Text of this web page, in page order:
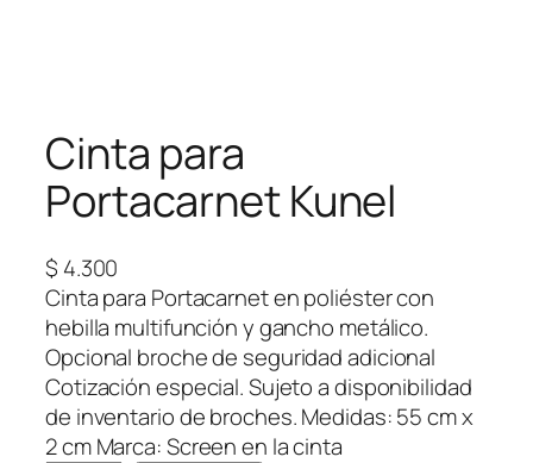
Cinta para
Portacarnet Kunel
$ 4.300
Cinta para Portacarnet en poliéster con
hebilla multifunción y gancho metálico.
Opcional broche de seguridad adicional
Cotización especial. Sujeto a disponibilidad
de inventario de broches. Medidas: 55 cm x
2 cm Marca: Screen en la cinta